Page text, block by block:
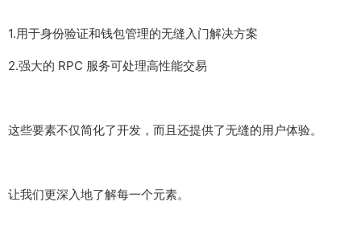
1.用于身份验证和钱包管理的无缝入门解决方案
2.强大的 RPC 服务可处理高性能交易
这些要素不仅简化了开发，而且还提供了无缝的用户体验。
让我们更深入地了解每一个元素。